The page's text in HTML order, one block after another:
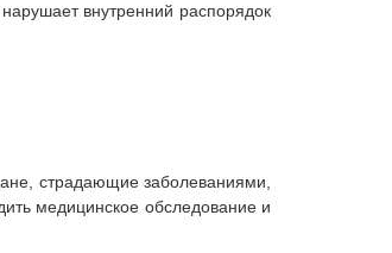
внутренний распорядок
страдающие заболеваниями,
медицинское обследование и